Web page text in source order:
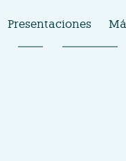
Presentaciones